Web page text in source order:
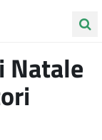
sul Crostolo
Natale